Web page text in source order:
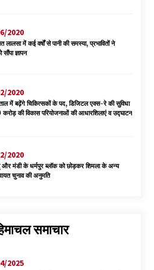
2020
लालसा में कई वर्षों से पानी की समस्या, प्रभावितों ने
ज्ञापन
2020
में बढ़ेंगे चिकित्सकों के पद, डिजिटल एक्स-रे की सुविधा
करोड़ की विकास परियोजनाओं की आधारशिलाएं व उद्घाटन
2020
और मंडी के धर्मपुर ब्लॉक को छोड़कर शिमला के अन्य
चुनाव की अनुमति
समाचार
2025